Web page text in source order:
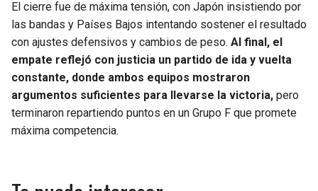
El cierre fue de máxima tensión, con Japón insistiendo por
las bandas y Países Bajos intentando sostener el resultado
con ajustes defensivos y cambios de peso. Al final, el
empate reflejó con justicia un partido de ida y vuelta
constante, donde ambos equipos mostraron
argumentos suficientes para llevarse la victoria, pero
terminaron repartiendo puntos en un Grupo F que promete
máxima competencia.